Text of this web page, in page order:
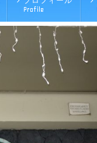
Profile